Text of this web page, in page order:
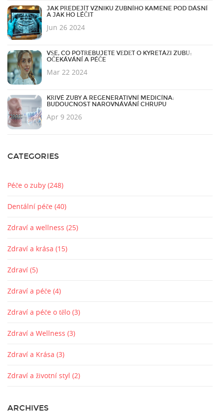
JAK PŘEDEJÍT VZNIKU ZUBNÍHO KAMENE POD DÁSNÍ
A JAK HO LÉČIT
Jun 26 2024
VŠE, CO POTŘEBUJETE VĚDĚT O KYRETÁŽI ZUBŮ:
OČEKÁVÁNÍ A PÉČE
Mar 22 2024
KŘIVÉ ZUBY A REGENERATIVNÍ MEDICÍNA:
BUDOUCNOST NAROVNÁVÁNÍ CHRUPU
Apr 9 2026
CATEGORIES
Péče o zuby (248)
Dentální péče (40)
Zdraví a wellness (25)
Zdraví a krása (15)
Zdraví (5)
Zdraví a péče (4)
Zdraví a péče o tělo (3)
Zdraví a Wellness (3)
Zdraví a Krása (3)
Zdraví a životní styl (2)
ARCHIVES